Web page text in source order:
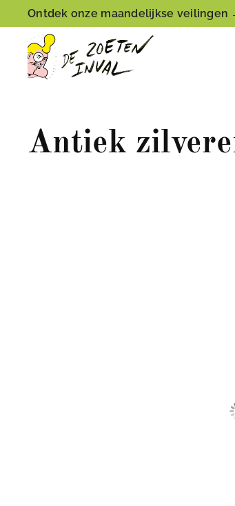
Ontdek onze maandelijkse veilingen
Antiek